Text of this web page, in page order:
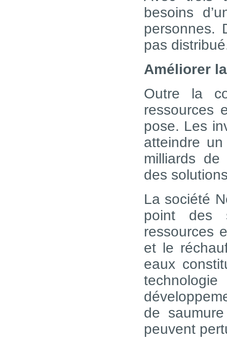
besoins
personnes.
pas
Améliorer
Outre la
ressources
pose. Les
atteindre
milliards de
des
La société
point des
ressources
et le
eaux
de
peuvent